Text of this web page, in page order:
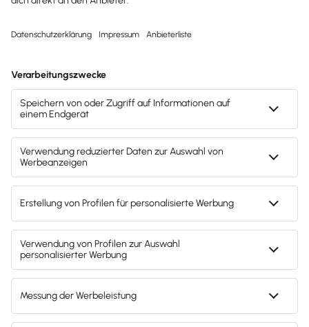
Buchhaltung & Finanzen
1-Prozent-Regelung: So versteuerst du deinen
Firmenwagen richtig
Die 1-Prozent-Regelung ist oft günstiger als das
sollten.